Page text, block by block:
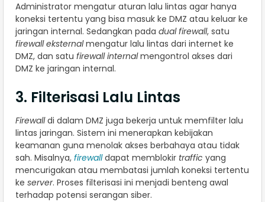
Administrator mengatur aturan lalu lintas agar hanya
koneksi tertentu yang bisa masuk ke DMZ atau keluar ke
jaringan internal. Sedangkan pada dual firewall, satu
firewall eksternalmengatur lalu lintas dari internet ke
DMZ, dan satu firewall internalmengontrol akses dari
DMZ ke jaringan internal.
3. Filterisasi Lalu Lintas
Firewalldi dalam DMZ juga bekerja untuk memfilter lalu
lintas jaringan. Sistem ini menerapkan kebijakan
keamanan guna menolak akses berbahaya atau tidak
sah. Misalnya, firewalldapat memblokir traffic yang
mencurigakan atau membatasi jumlah koneksi tertentu
ke server. Proses filterisasi ini menjadi benteng awal
terhadap potensi serangan siber.